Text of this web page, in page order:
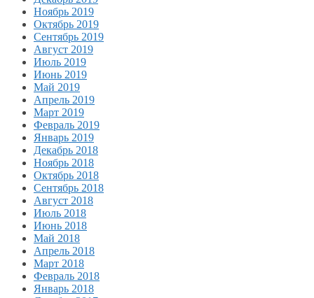
Ноябрь 2019
Октябрь 2019
Сентябрь 2019
Август 2019
Июль 2019
Июнь 2019
Май 2019
Апрель 2019
Март 2019
Февраль 2019
Январь 2019
Декабрь 2018
Ноябрь 2018
Октябрь 2018
Сентябрь 2018
Август 2018
Июль 2018
Июнь 2018
Май 2018
Апрель 2018
Март 2018
Февраль 2018
Январь 2018